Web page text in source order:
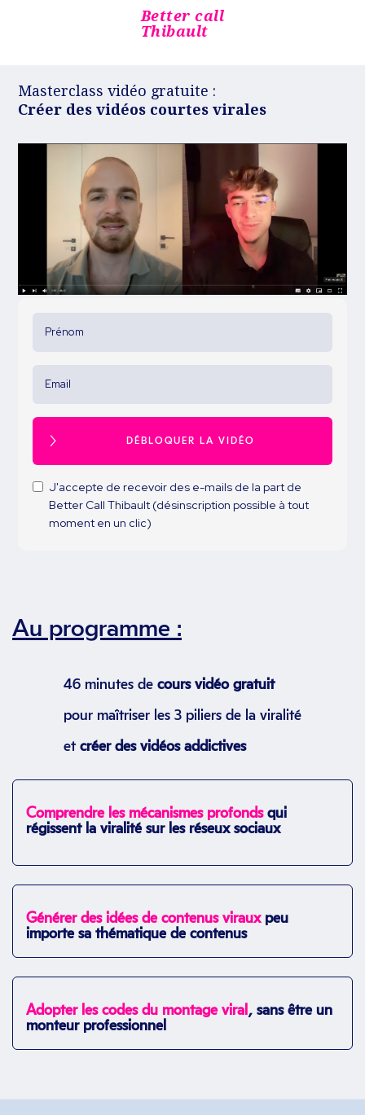
Masterclass vidéo gratuite :
Créer des vidéos courtes virales
J'accepte de recevoir des e-mails de la part de
Better Call Thibault (désinscription possible à tout
moment en un clic)
Au programme :
46 minutes de cours vidéo gratuit
pour maîtriser les 3 piliers de la viralité
et créer des vidéos addictives
Comprendre les mécanismes profonds qui
régissent la viralité sur les réseux sociaux
Générer des idées de contenus virauxpeu
importe sa thématique de contenus
Adopter les codes du montage viral , sans être un
monteur professionnel
Better call
Thibault